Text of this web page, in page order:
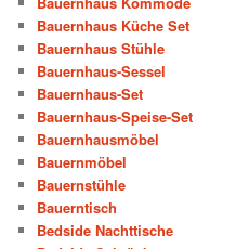
Bauernhaus Küche Set
Bauernhaus Stühle
Bauernhaus-Sessel
Bauernhaus-Set
Bauernhaus-Speise-Set
Bauernhausmöbel
Bauernmöbel
Bauernstühle
Bauerntisch
Bedside Nachttische